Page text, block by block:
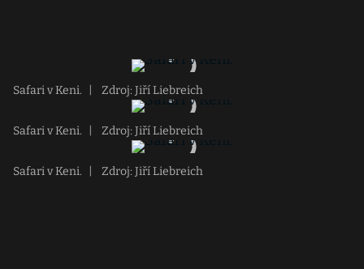
Safari v Keni. Zdroj: Jiří Liebreich
Safari v Keni. Zdroj: Jiří Liebreich
Safari v Keni. Zdroj: Jiří Liebreich